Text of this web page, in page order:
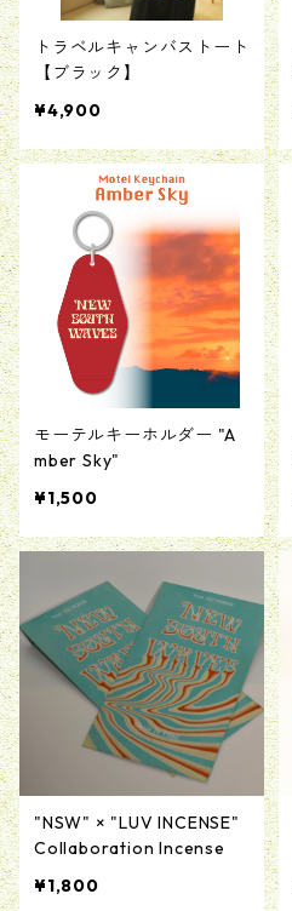
トラベルキャンバストート
【ブラック】
¥4,900
モーテルキーホルダー "A
mber Sky"
¥1,500
"NSW" × "LUV INCENSE"
Collaboration Incense
¥1,800